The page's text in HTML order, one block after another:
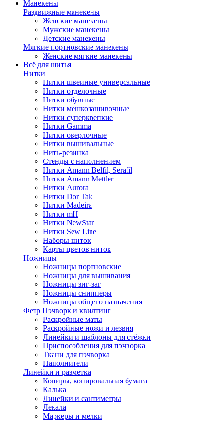
Манекены
Раздвижные манекены
Женские манекены
Мужские манекены
Детские манекены
Мягкие портновские манекены
Женские мягкие манекены
Всё для шитья
Нитки
Нитки швейные универсальные
Нитки отделочные
Нитки обувные
Нитки мешкозашивочные
Нитки суперкрепкие
Нитки Gamma
Нитки оверлочные
Нитки вышивальные
Нить-резинка
Стенды с наполнением
Нитки Amann Belfil, Serafil
Нитки Amann Mettler
Нитки Aurora
Нитки Dor Tak
Нитки Madeira
Нитки mH
Нитки NewStar
Нитки Sew Line
Наборы ниток
Карты цветов ниток
Ножницы
Ножницы портновские
Ножницы для вышивания
Ножницы зиг-заг
Ножницы снипперы
Ножницы общего назначения
Фетр Пэчворк и квилтинг
Раскройные маты
Раскройные ножи и лезвия
Линейки и шаблоны для стёжки
Приспособления для пэчворка
Ткани для пэчворка
Наполнители
Линейки и разметка
Копиры, копировальная бумага
Калька
Линейки и сантиметры
Лекала
Маркеры и мелки